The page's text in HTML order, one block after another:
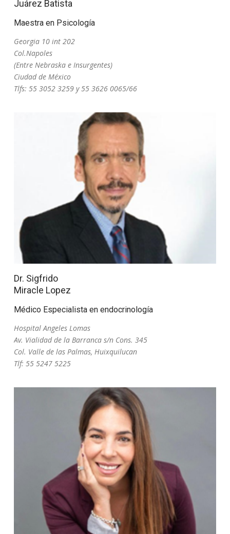
Juárez Batista
Maestra en Psicología
Georgia 10 int 202
Col.Napoles
(Entre Nebraska e Insurgentes)
Ciudad de México
Tlfs: 55 3052 3259 y 55 3626 0065/66
Dr. Sigfrido
Miracle Lopez
Médico Especialista en endocrinología
Hospital Angeles Lomas
Av. Vialidad de la Barranca s/n Cons. 345
Col. Valle de las Palmas, Huixquilucan
Tlf: 55 5247 5225